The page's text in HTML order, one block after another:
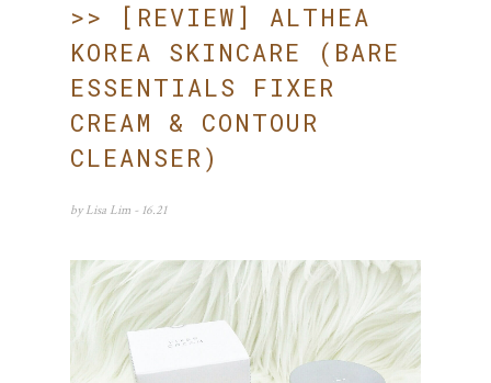
>> [REVIEW] ALTHEA
KOREA SKINCARE (BARE
ESSENTIALS FIXER
CREAM & CONTOUR
CLEANSER)
by Lisa Lim - 16.21